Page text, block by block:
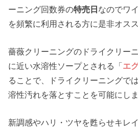
ーニング回数券の特売日なのでワ
を頻繁に利用される方に是非オスス
薔薇クリーニングのドライクリー
に近い水溶性ソープとされる「エ
ることで、ドライクリーニングで
溶性汚れを落とすことを可能にしま
新調感やハリ・ツヤを甦らせキレ